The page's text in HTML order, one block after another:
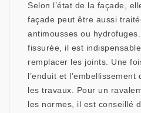
Selon l’état de la façade,
façade peut être aussi
antimousses ou
fissurée, il est
remplacer les joints. Une
l’enduit et
les travaux. Pour un
les normes, il est conseillé